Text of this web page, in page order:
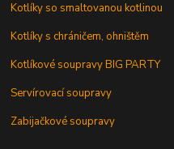
Kotlíky so smaltovanou kotlinou
Kotlíky s chráničem, ohništěm
Kotlíkové soupravy BIG PARTY
Servírovací soupravy
Zabijačkové soupravy